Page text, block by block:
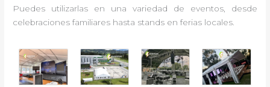
Puedes utilizarlas en una variedad de eventos, desde
celebraciones familiares hasta stands en ferias locales.